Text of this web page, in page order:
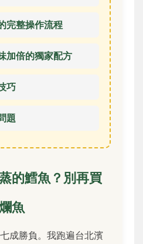
完整操作流程
加倍的獨家配方
巧
題
的鱈魚？別再買
魚
成勝負。我跑遍台北濱